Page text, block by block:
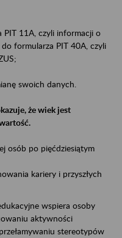
11A, czyli informacji o
formularza PIT 40A, czyli
swoich danych.
że wiek jest
osób po pięćdziesiątym
kariery i przyszłych
wspiera osoby
aktywności
stereotypów